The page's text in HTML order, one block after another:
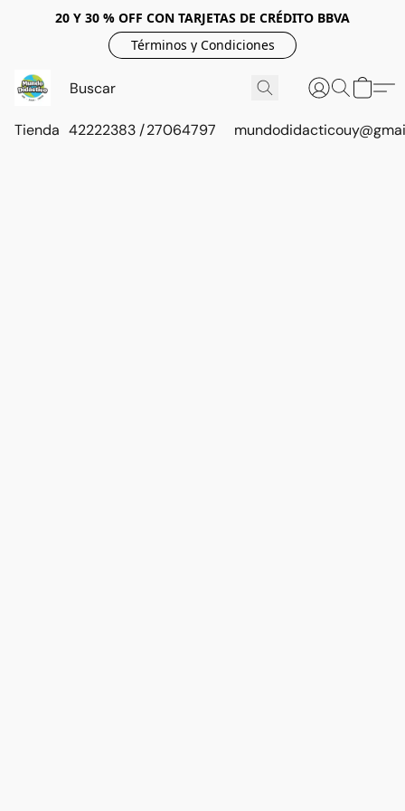
20 Y 30 % OFF CON TARJETAS DE CRÉDITO BBVA
Términos y Condiciones
Tienda 42222383 / 27064797